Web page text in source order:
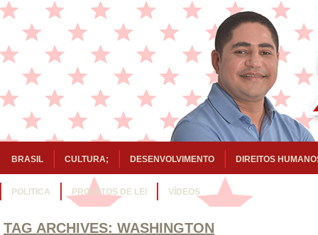
BRASIL CULTURA; DESENVOLVIMENTO DIREITOS
POLITICA PROJETOS DE LEI VÍDEOS
TAG ARCHIVES: WASHINGTON